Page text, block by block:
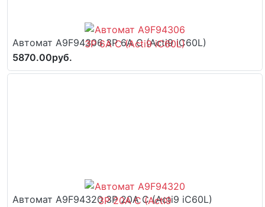
Автомат A9F94306 3P 6A C (Acti9 iC60L)
5870.00руб.
Автомат A9F94320 3P 20A C (Acti9 iC60L)